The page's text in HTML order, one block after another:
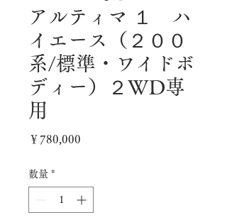
アルティマ １ ハ
イエース（２００
系/標準・ワイドボ
ディー）２WD専
用
￥780,000
数量 *